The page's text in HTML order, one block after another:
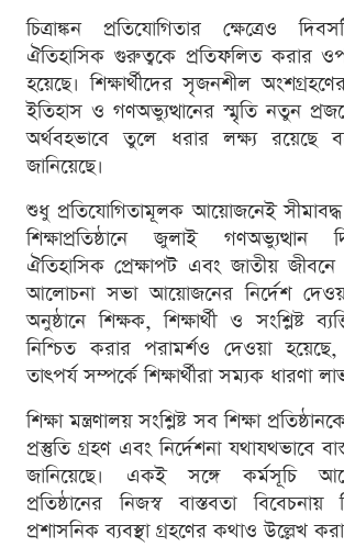
চিত্রাঙ্কন প্রতিযোগিতার ক্ষেত্রেও
ঐতিহাসিক গুরুত্বকে প্রতিফলিত করার
হয়েছে। শিক্ষার্থীদের সৃজনশীল
ইতিহাস ও গণঅভ্যুত্থানের স্মৃতি নতুন
অর্থবহভাবে তুলে ধরার লক্ষ্য রয়েছে
জানিয়েছে।
শুধু প্রতিযোগিতামূলক আয়োজনেই সীমাবদ্ধ
শিক্ষাপ্রতিষ্ঠানে জুলাই
ঐতিহাসিক প্রেক্ষাপট এবং জাতীয়
আলোচনা সভা আয়োজনের নির্দেশ
অনুষ্ঠানে শিক্ষক, শিক্ষার্থী ও সংশ্লিষ্ট
নিশ্চিত করার পরামর্শও দেওয়া
তাৎপর্য সম্পর্কে শিক্ষার্থীরা সম্যক ধারণা
শিক্ষা মন্ত্রণালয় সংশ্লিষ্ট সব শিক্ষা
প্রস্তুতি গ্রহণ এবং নির্দেশনা যথাযথভাবে
জানিয়েছে। একই সঙ্গে কর্মসূচি
প্রতিষ্ঠানের নিজস্ব বাস্তবতা
প্রশাসনিক ব্যবস্থা গ্রহণের কথাও উল্লেখ